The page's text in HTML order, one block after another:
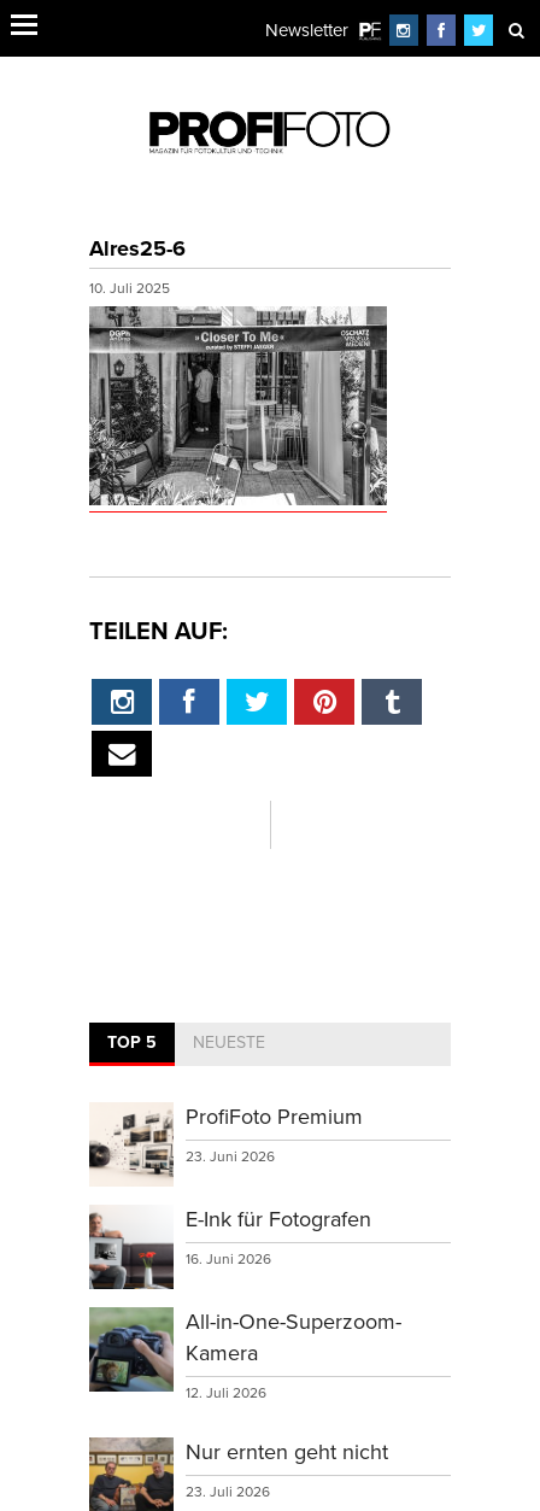
Newsletter
Alres25-6
10. Juli 2025
TEILEN AUF:
TOP 5 NEUESTE
ProfiFoto Premium
23. Juni 2026
E-Ink für Fotografen
16. Juni 2026
All-in-One-Superzoom-
Kamera
12. Juli 2026
Nur ernten geht nicht
23. Juli 2026